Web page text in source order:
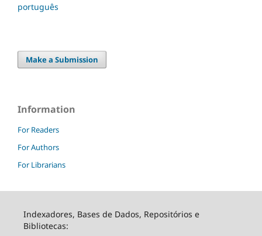
português
Make a Submission
Information
For Readers
For Authors
For Librarians
Indexadores, Bases de Dados, Repositórios e
Bibliotecas: